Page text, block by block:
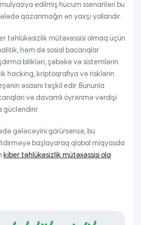
edilmiş hücum ssenariləri bu
qazanmağın ən yaxşı yollarıdır.
təhlükəsizlik mütəxəssisi olmaq üçün
həm də sosial bacarıqlar
bilikləri, şəbəkə və sistemlərin
hacking, kriptoqrafiya və risklərin
əsasını təşkil edir. Bununla
və davamlı öyrənmə vərdişi
gücləndirir.
gələcəyini görürsənsə, bu
başlayaraq qlobal miqyasda
kiber təhlükəsizlik mütəxəssisi ola